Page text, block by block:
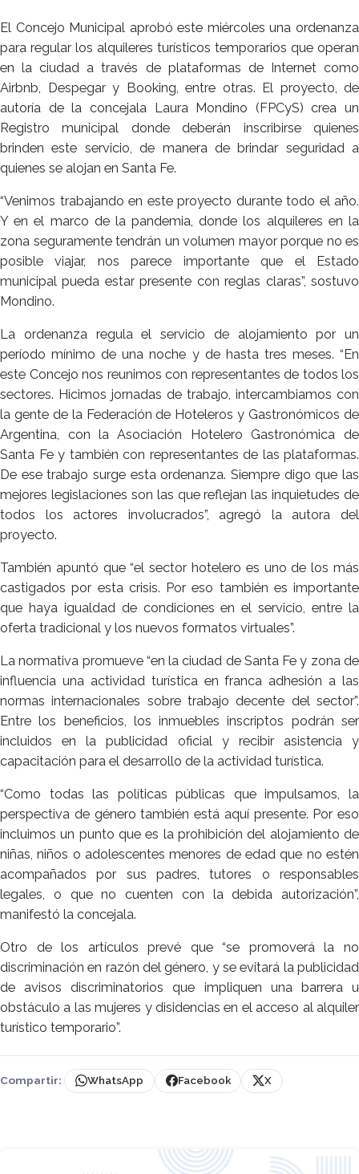
El Concejo Municipal aprobó este miércoles una ordenanza
para regular los alquileres turísticos temporarios que operan
en la ciudad a través de plataformas de Internet como
Airbnb, Despegar y Booking, entre otras. El proyecto, de
autoría de la concejala Laura Mondino (FPCyS) crea un
Registro municipal donde deberán inscribirse quienes
brinden este servicio, de manera de brindar seguridad a
quienes se alojan en Santa Fe.
“Venimos trabajando en este proyecto durante todo el año.
Y en el marco de la pandemia, donde los alquileres en la
zona seguramente tendrán un volumen mayor porque no es
posible viajar, nos parece importante que el Estado
municipal pueda estar presente con reglas claras”, sostuvo
Mondino.
La ordenanza regula el servicio de alojamiento por un
período mínimo de una noche y de hasta tres meses. “En
este Concejo nos reunimos con representantes de todos los
sectores. Hicimos jornadas de trabajo, intercambiamos con
la gente de la Federación de Hoteleros y Gastronómicos de
Argentina, con la Asociación Hotelero Gastronómica de
Santa Fe y también con representantes de las plataformas.
De ese trabajo surge esta ordenanza. Siempre digo que las
mejores legislaciones son las que reflejan las inquietudes de
todos los actores involucrados”, agregó la autora del
proyecto.
También apuntó que “el sector hotelero es uno de los más
castigados por esta crisis. Por eso también es importante
que haya igualdad de condiciones en el servicio, entre la
oferta tradicional y los nuevos formatos virtuales”.
La normativa promueve “en la ciudad de Santa Fe y zona de
influencia una actividad turística en franca adhesión a las
normas internacionales sobre trabajo decente del sector”.
Entre los beneficios, los inmuebles inscriptos podrán ser
incluidos en la publicidad oficial y recibir asistencia y
capacitación para el desarrollo de la actividad turística.
“Como todas las políticas públicas que impulsamos, la
perspectiva de género también está aquí presente. Por eso
incluimos un punto que es la prohibición del alojamiento de
niñas, niños o adolescentes menores de edad que no estén
acompañados por sus padres, tutores o responsables
legales, o que no cuenten con la debida autorización”,
manifestó la concejala.
Otro de los artículos prevé que “se promoverá la no
discriminación en razón del género, y se evitará la publicidad
de avisos discriminatorios que impliquen una barrera u
obstáculo a las mujeres y disidencias en el acceso al alquiler
turístico temporario”.
Compartir: WhatsApp Facebook X